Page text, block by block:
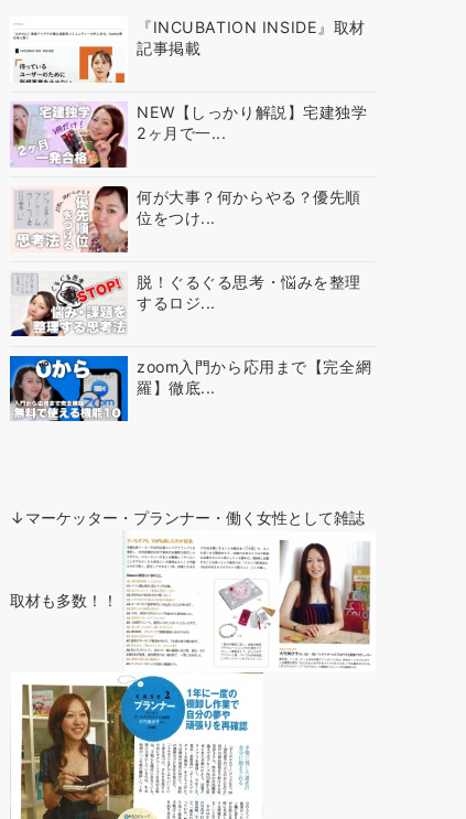
『INCUBATION INSIDE』取材
記事掲載
NEW【しっかり解説】宅建独学
2ヶ月で一...
何が大事？何からやる？優先順
位をつけ...
脱！ぐるぐる思考・悩みを整理
するロジ...
zoom入門から応用まで【完全網
羅】徹底...
↓マーケッター・プランナー・働く女性として雑誌
取材も多数！！